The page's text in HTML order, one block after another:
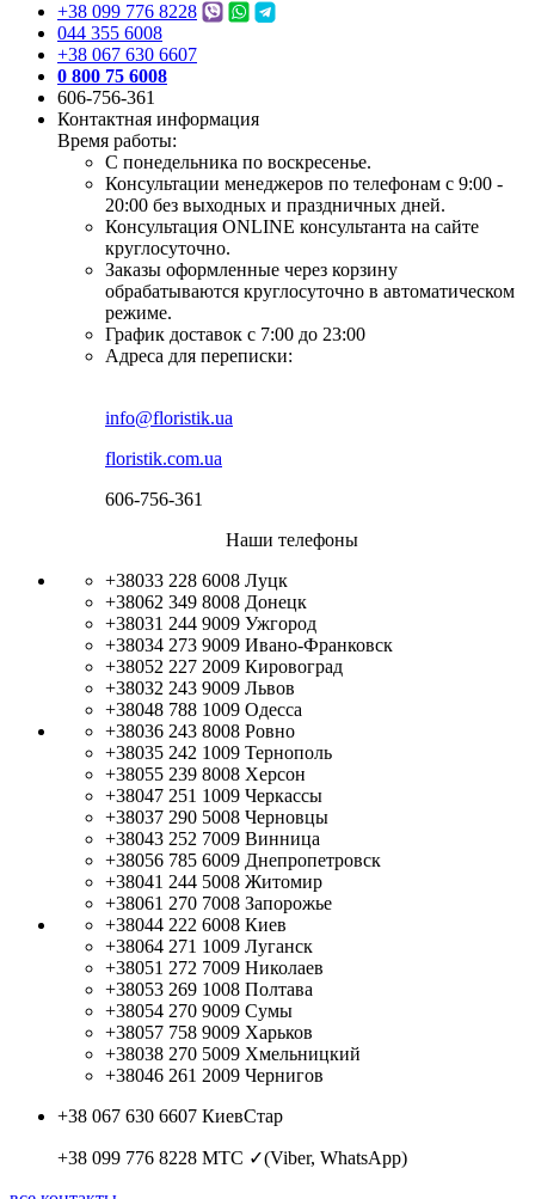
+38 099 776 8228
044 355 6008
+38 067 630 6607
0 800 75 6008
606-756-361
Контактная информация
Время работы:
С понедельника по воскресенье.
Консультации менеджеров по телефонам с 9:00 -
20:00 без выходных и праздничных дней.
Консультация ONLINE консультанта на сайте
круглосуточно.
Заказы оформленные через корзину
обрабатываются круглосуточно в автоматическом
режиме.
График доставок с 7:00 до 23:00
Адреса для переписки:
info@floristik.ua
floristik.com.ua
606-756-361
Наши телефоны
+38033 228 6008 Луцк
+38062 349 8008 Донецк
+38031 244 9009 Ужгород
+38034 273 9009 Ивано-Франковск
+38052 227 2009 Кировоград
+38032 243 9009 Львов
+38048 788 1009 Одесса
+38036 243 8008 Ровно
+38035 242 1009 Тернополь
+38055 239 8008 Херсон
+38047 251 1009 Черкассы
+38037 290 5008 Черновцы
+38043 252 7009 Винница
+38056 785 6009 Днепропетровск
+38041 244 5008 Житомир
+38061 270 7008 Запорожье
+38044 222 6008 Киев
+38064 271 1009 Луганск
+38051 272 7009 Николаев
+38053 269 1008 Полтава
+38054 270 9009 Сумы
+38057 758 9009 Харьков
+38038 270 5009 Хмельницкий
+38046 261 2009 Чернигов
+38 067 630 6607 КиевСтар
+38 099 776 8228 МТС ✓(Viber, WhatsApp)